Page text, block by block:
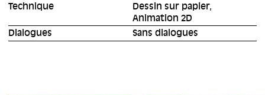
Technique
Dessin sur papier,
Animation 2D
Dialogues
Sans dialogues